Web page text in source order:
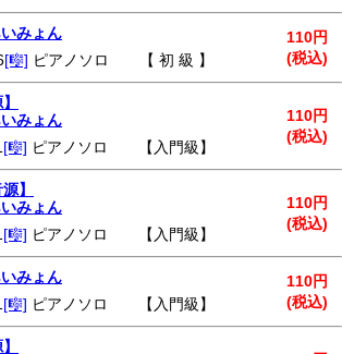
みょん
110円
(税込)
[🎼] ピアノソロ 【 初 級 】
みょん
110円
(税込)
[🎼] ピアノソロ 【入門級】
】
みょん
110円
(税込)
[🎼] ピアノソロ 【入門級】
みょん
110円
(税込)
[🎼] ピアノソロ 【入門級】